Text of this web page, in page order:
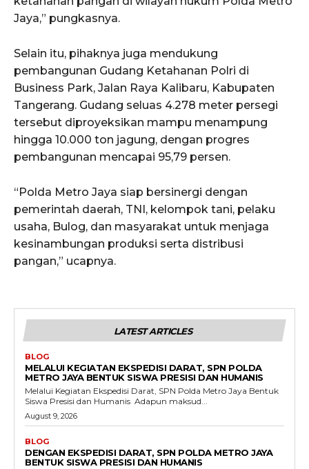
Jaya,” pungkasnya.
Selain itu, pihaknya juga mendukung
pembangunan Gudang Ketahanan Polri di
Business Park, Jalan Raya Kalibaru, Kabupaten
Tangerang. Gudang seluas 4.278 meter persegi
tersebut diproyeksikan mampu menampung
hingga 10.000 ton jagung, dengan progres
pembangunan mencapai 95,79 persen.
“Polda Metro Jaya siap bersinergi dengan
pemerintah daerah, TNI, kelompok tani, pelaku
usaha, Bulog, dan masyarakat untuk menjaga
kesinambungan produksi serta distribusi
pangan,” ucapnya.
LATEST ARTICLES
BLOG
MELALUI KEGIATAN EKSPEDISI DARAT, SPN POLDA
METRO JAYA BENTUK SISWA PRESISI DAN HUMANIS
Melalui Kegiatan Ekspedisi Darat, SPN Polda Metro Jaya Bentuk
Siswa Presisi dan Humanis ‎ ‎Adapun maksud...
August 9, 2026
BLOG
DENGAN EKSPEDISI DARAT, SPN POLDA METRO JAYA
BENTUK SISWA PRESISI DAN HUMANIS